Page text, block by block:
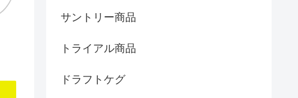
サントリー商品
トライアル商品
ドラフトケグ